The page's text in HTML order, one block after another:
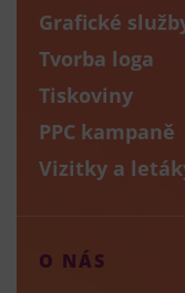
Grafické
Tvorba loga
Tiskoviny
PPC kampaně
Vizitky a
O NÁS